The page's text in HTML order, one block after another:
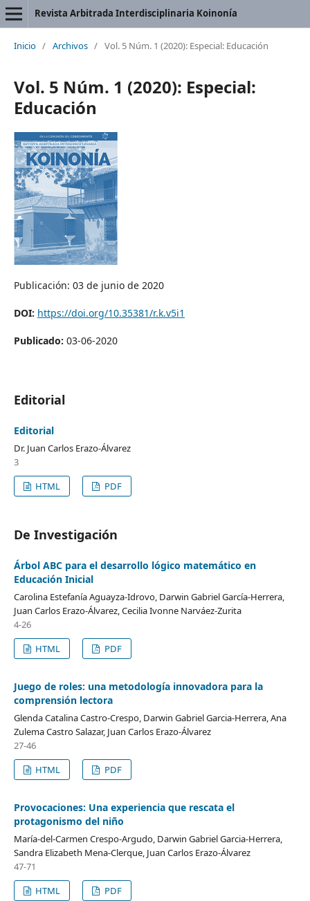
Revista Arbitrada Interdisciplinaria Koinonía
Inicio / Archivos / Vol. 5 Núm. 1 (2020): Especial: Educación
Vol. 5 Núm. 1 (2020): Especial:
Educación
Publicación: 03 de junio de 2020
DOI: https://doi.org/10.35381/r.k.v5i1
Publicado: 03-06-2020
Editorial
Editorial
Dr. Juan Carlos Erazo-Álvarez
3
HTML
PDF
De Investigación
Árbol ABC para el desarrollo lógico matemático en
Educación Inicial
Carolina Estefanía Aguayza-Idrovo, Darwin Gabriel García-Herrera,
Juan Carlos Erazo-Álvarez, Cecilia Ivonne Narváez-Zurita
4-26
HTML
PDF
Juego de roles: una metodología innovadora para la
comprensión lectora
Glenda Catalina Castro-Crespo, Darwin Gabriel Garcia-Herrera, Ana
Zulema Castro Salazar, Juan Carlos Erazo-Álvarez
27-46
HTML
PDF
Provocaciones: Una experiencia que rescata el
protagonismo del niño
María-del-Carmen Crespo-Argudo, Darwin Gabriel Garcia-Herrera,
Sandra Elizabeth Mena-Clerque, Juan Carlos Erazo-Álvarez
47-71
HTML
PDF